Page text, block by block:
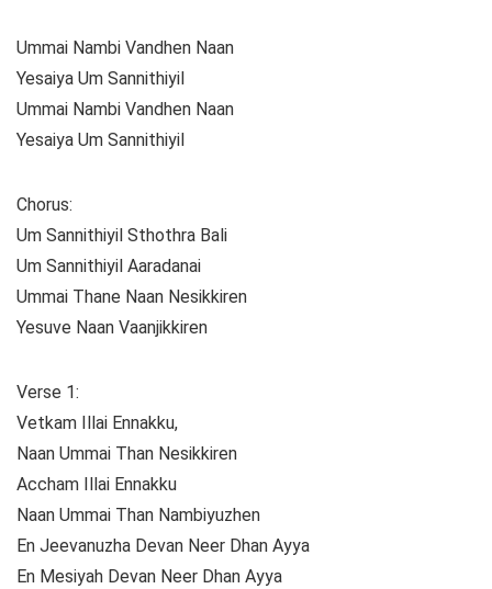
Ummai Nambi Vandhen Naan
Yesaiya Um Sannithiyil
Ummai Nambi Vandhen Naan
Yesaiya Um Sannithiyil
Chorus:
Um Sannithiyil Sthothra Bali
Um Sannithiyil Aaradanai
Ummai Thane Naan Nesikkiren
Yesuve Naan Vaanjikkiren
Verse 1:
Vetkam Illai Ennakku,
Naan Ummai Than Nesikkiren
Accham Illai Ennakku
Naan Ummai Than Nambiyuzhen
En Jeevanuzha Devan Neer Dhan Ayya
En Mesiyah Devan Neer Dhan Ayya